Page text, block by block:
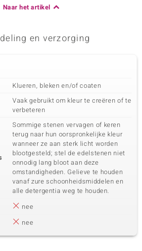
Naar het artikel
en verzorging
Klueren, bleken en/of coaten
Vaak gebruikt om kleur te creëren of te
verbeteren
Sommige stenen vervagen of keren
terug naar hun oorspronkelijke kleur
wanneer ze aan sterk licht worden
blootgesteld; stel de edelstenen niet
onnodig lang bloot aan deze
omstandigheden. Gelieve te houden
vanaf zure schoonheidsmiddelen en
alle detergentia weg te houden.
nee
nee